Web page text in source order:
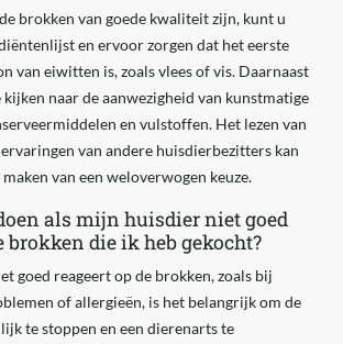
brokken van goede kwaliteit zijn, kunt u
en ervoor zorgen dat het eerste
van eiwitten is, zoals vlees of vis. Daarnaast
naar de aanwezigheid van kunstmatige
en vulstoffen. Het lezen van
van andere huisdierbezitters kan
van een weloverwogen keuze.
als mijn huisdier niet goed
brokken die ik heb gekocht?
goed reageert op de brokken, zoals bij
of allergieën, is het belangrijk om de
te stoppen en een dierenarts te